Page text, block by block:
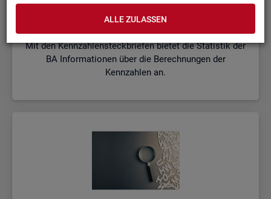
ALLE ZULASSEN
Mit den Kennzahlensteckbriefen bietet die Statistik der
BA Informationen über die Berechnungen der
Kennzahlen an.